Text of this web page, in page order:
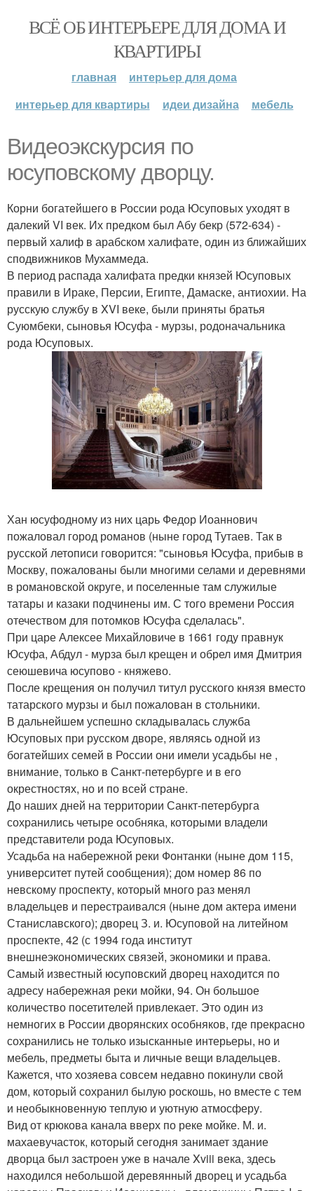
ВСЁ ОБ ИНТЕРЬЕРЕ ДЛЯ ДОМА И
КВАРТИРЫ
главная
интерьер для дома
интерьер для квартиры
идеи дизайна мебель
Видеоэкскурсия по
юсуповскому дворцу.
Корни богатейшего в России рода Юсуповых уходят в
далекий VI век. Их предком был Абу бекр (572-634) -
первый халиф в арабском халифате, один из ближайших
сподвижников Мухаммеда.
В период распада халифата предки князей Юсуповых
правили в Ираке, Персии, Египте, Дамаске, антиохии. На
русскую службу в XVI веке, были приняты братья
Суюмбеки, сыновья Юсуфа - мурзы, родоначальника
рода Юсуповых.
Хан юсуфодному из них царь Федор Иоаннович
пожаловал город романов (ныне город Тутаев. Так в
русской летописи говорится: "сыновья Юсуфа, прибыв в
Москву, пожалованы были многими селами и деревнями
в романовской округе, и поселенные там служилые
татары и казаки подчинены им. С того времени Россия
отечеством для потомков Юсуфа сделалась".
При царе Алексее Михайловиче в 1661 году правнук
Юсуфа, Абдул - мурза был крещен и обрел имя Дмитрия
сеюшевича юсупово - княжево.
После крещения он получил титул русского князя вместо
татарского мурзы и был пожалован в стольники.
В дальнейшем успешно складывалась служба
Юсуповых при русском дворе, являясь одной из
богатейших семей в России они имели усадьбы не ,
внимание, только в Санкт-петербурге и в его
окрестностях, но и по всей стране.
До наших дней на территории Санкт-петербурга
сохранились четыре особняка, которыми владели
представители рода Юсуповых.
Усадьба на набережной реки Фонтанки (ныне дом 115,
университет путей сообщения); дом номер 86 по
невскому проспекту, который много раз менял
владельцев и перестраивался (ныне дом актера имени
Станиславского); дворец З. и. Юсуповой на литейном
проспекте, 42 (с 1994 года институт
внешнеэкономических связей, экономики и права.
Самый известный юсуповский дворец находится по
адресу набережная реки мойки, 94. Он большое
количество посетителей привлекает. Это один из
немногих в России дворянских особняков, где прекрасно
сохранились не только изысканные интерьеры, но и
мебель, предметы быта и личные вещи владельцев.
Кажется, что хозяева совсем недавно покинули свой
дом, который сохранил былую роскошь, но вместе с тем
и необыкновенную теплую и уютную атмосферу.
Вид от крюкова канала вверх по реке мойке. М. и.
махаевучасток, который сегодня занимает здание
дворца был застроен уже в начале Xviii века, здесь
находился небольшой деревянный дворец и усадьба